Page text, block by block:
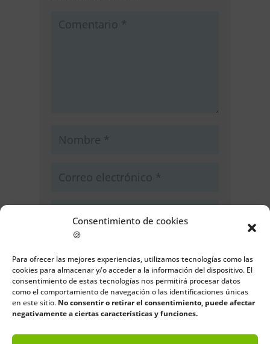
Consentimiento de cookies
🍪
Para ofrecer las mejores experiencias, utilizamos tecnologías como las
cookies para almacenar y/o acceder a la información del dispositivo. El
consentimiento de estas tecnologías nos permitirá procesar datos
como el comportamiento de navegación o las identificaciones únicas
en este sitio. No consentir o retirar el consentimiento, puede afectar
negativamente a ciertas características y funciones.
electrónico y web en este navegador
para la próxima vez que comente.
Enviar comentario